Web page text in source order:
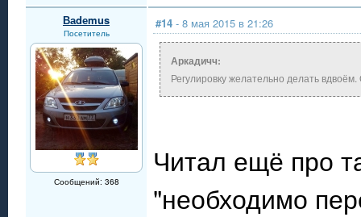
Ваdеmus
Посетитель
Сообщений: 368
#14 - 8 мая 2015 в 21:26
Аркадичч:
Регулировку желательно делать
Читал ещё про
"необходимо